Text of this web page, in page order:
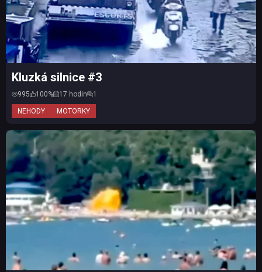
NEHODY MOTORKY
Kluzká silnice #3
995 100% 17 hodin 1